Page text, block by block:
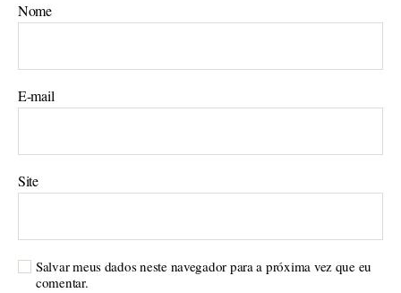
Nome
E-mail
Site
Salvar meus dados neste navegador para a próxima vez que eu
comentar.